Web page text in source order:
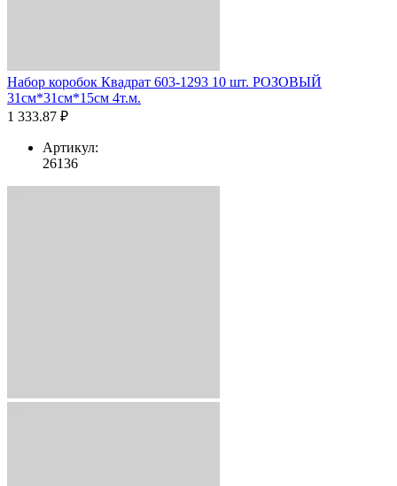
Набор коробок Квадрат 603-1293 10 шт. РОЗОВЫЙ
31см*31см*15см 4т.м.
1 333.87 ₽
Артикул:
26136